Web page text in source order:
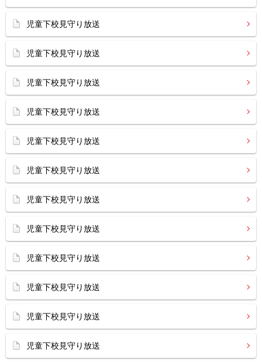
児童下校見守り放送
児童下校見守り放送
児童下校見守り放送
児童下校見守り放送
児童下校見守り放送
児童下校見守り放送
児童下校見守り放送
児童下校見守り放送
児童下校見守り放送
児童下校見守り放送
児童下校見守り放送
児童下校見守り放送